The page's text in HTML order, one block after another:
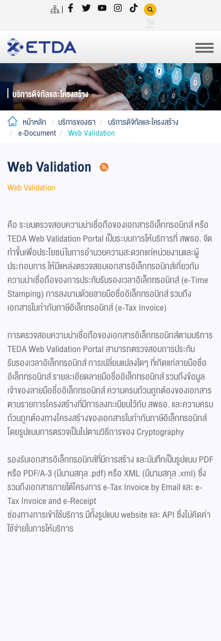
TH
บริการดิจิทัลและโครงสร้าง
หน้าหลัก บริการของเรา
บริการดิจิทัลและโครงสร้าง
e-Document
Web Validation
Web Validation
Web Validation
คือ ระบบตรวจสอบความน่าเชื่อถือของเอกสารอิเล็กทรอนิกส์ หรือ
TEDA Web Validation Portal เป็นระบบการให้บริการที่ สพธอ. จัด
ทำขึ้นเพื่อประโยชน์ในการอำนวยความสะดวกแก่หน่วยงานและผู้
ประกอบการ ให้มีแหล่งตรวจสอบเอกสารอิเล็กทรอนิกส์เกี่ยวกับ
ความน่าเชื่อถือของการประทับรับรองเวลาอิเล็กทรอนิกส์ (e-Time
Stamping) การลงนามด้วยลายมือชื่ออิเล็กทรอนิกส์ รวมถึง
เอกสารใบกำกับภาษีอิเล็กทรอนิกส์ (e-Tax Invoice)
การตรวจสอบความน่าเชื่อถือของเอกสารอิเล็กทรอนิกส์ตามบริการ
TEDA Web Validation Portal สามารถตรวจสอบการประทับ
รับรองเวลาอิเล็กทรอนิกส์ การเปลี่ยนแปลงใดๆ ที่เกิดแก่ลายมือชื่อ
อิเล็กทรอนิกส์ รายละเอียดลายมือชื่ออิเล็กทรอนิกส์ รวมถึงข้อมูล
เจ้าของลายมือชื่ออิเล็กทรอนิกส์ ความครบถ้วนถูกต้องของเอกสาร
ตามรายการโครงสร้างที่มีการลงทะเบียนไว้กับ สพธอ. และความครบ
ถ้วนถูกต้องทางโครงสร้างของเอกสารใบกำกับภาษีอิเล็กทรอนิกส์
โดยรูปแบบการตรวจเป็นไปตามวิธีการของ Cryptography
รองรับเอกสารอิเล็กทรอนิกส์ที่มีการสร้าง และบันทึกเป็นรูปแบบ PDF
หรือ PDF/A-3 (มีนามสกุล .pdf) หรือ XML (มีนามสกุล .xml) ซึ่ง
รวมถึงเอกสารภายใต้โครงการ e-Tax Invoice by Email และ e-
Tax Invoice and e-Receipt
ช่องทางการเข้าใช้บริการ มีทั้งรูปแบบ website และ API ซึ่งไม่คิดค่า
ใช้จ่ายในการให้บริการ